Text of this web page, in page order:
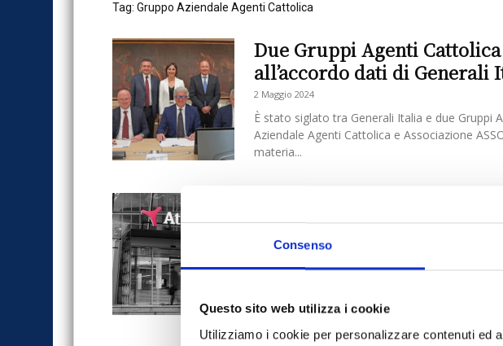
Consenso
Questo sito web utilizza i cookie
Utilizziamo i cookie per personalizzare contenuti ed
Tag: Gruppo Aziendale Agenti Cattolica
Due Gruppi Agenti
all’accordo dati di Generali
2 Maggio 2024
È stato siglato tra Generali Italia e due Gruppi
Aziendale Agenti Cattolica e Associazione
materia...
Cattolica per soluzioni del
17 Dicembre 2021
Atradius, società specializzata nei settori
Agenti Cattolica...